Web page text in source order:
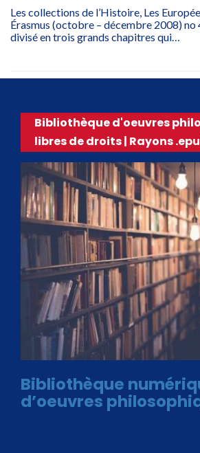
Les collections de l’Histoire, Les
Érasmus (octobre – décembre 2008) no
divisé en trois grands chapitres qui…
Bibliothèque d'oeuvres
libres de droits | Rayons
Bibliothèque
d’oeuvres